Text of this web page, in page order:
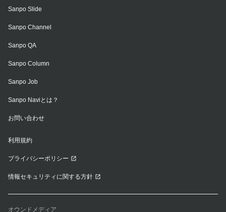
Sanpo Slide
Sanpo Channel
Sanpo QA
Sanpo Column
Sanpo Job
Sanpo Naviとは？
お問い合わせ
利用規約
プライバシーポリシー
情報セキュリティに関する方針
オウンドメディア